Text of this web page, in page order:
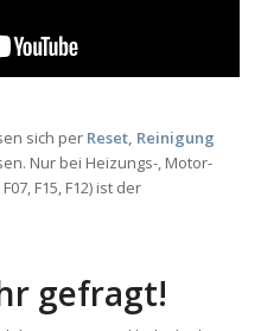
sich per Reset, Reinigung
Nur bei Heizungs-, Motor-
F15, F12) ist der
gefragt!